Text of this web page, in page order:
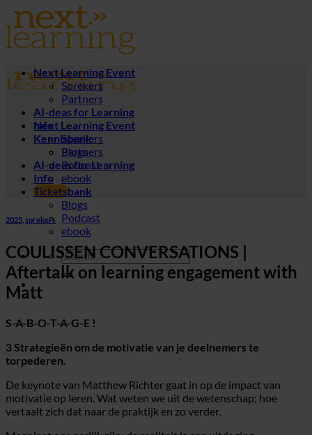
Ga
naar
inhoud
Next Learning Event
Sprekers
Partners
AI-deas for Learning
Info
Kennisbank
Blogs
Podcast
ebook
Next Learning Event
Sprekers
Partners
AI-deas for Learning
Info
Kennisbank
Blogs
Podcast
ebook
Tickets
2025 sprekers
COULISSEN CONVERSATIONS |
Aftertalk on learning engagement with
Matt
S-A-B-O-T-A-G-E !
3 Strategieën om de motivatie van je deelnemers te
torpederen.
De keynote van Matthew Richter gaat in op de impact van
motivatie op leren. Wat weten we uit de wetenschap; hoe
vertaalt zich dat naar de praktijk en zo verder.